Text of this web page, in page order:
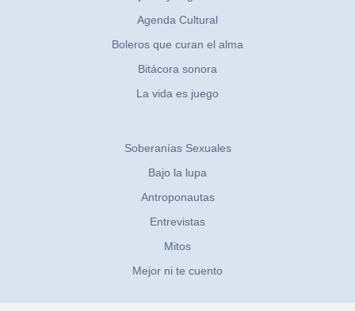
Agenda Cultural
Boleros que curan el alma
Bitácora sonora
La vida es juego
Soberanías Sexuales
Bajo la lupa
Antroponautas
Entrevistas
Mitos
Mejor ni te cuento